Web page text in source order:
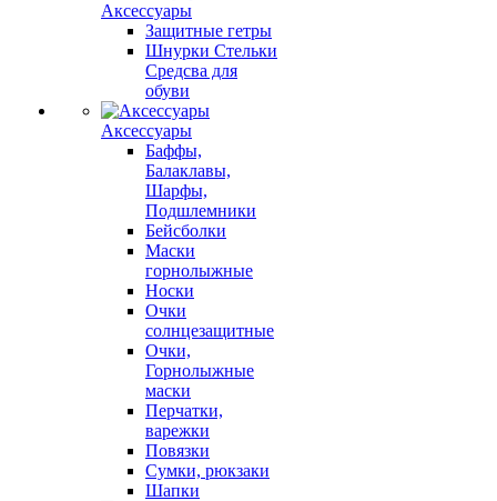
Аксессуары
Защитные гетры
Шнурки Стельки
Средсва для
обуви
Аксессуары
Баффы,
Балаклавы,
Шарфы,
Подшлемники
Бейсболки
Маски
горнолыжные
Носки
Очки
солнцезащитные
Очки,
Горнолыжные
маски
Перчатки,
варежки
Повязки
Сумки, рюкзаки
Шапки